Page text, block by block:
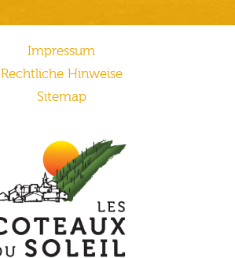
Impressum
Rechtliche Hinweise
Sitemap